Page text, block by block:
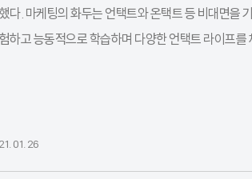
다. 마케팅의 화두는 언택트와 온택트 등 비대면을
하고 능동적으로 학습하며 다양한 언택트 라이프
01. 26